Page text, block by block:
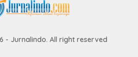
- Jurnalindo. All right reserved